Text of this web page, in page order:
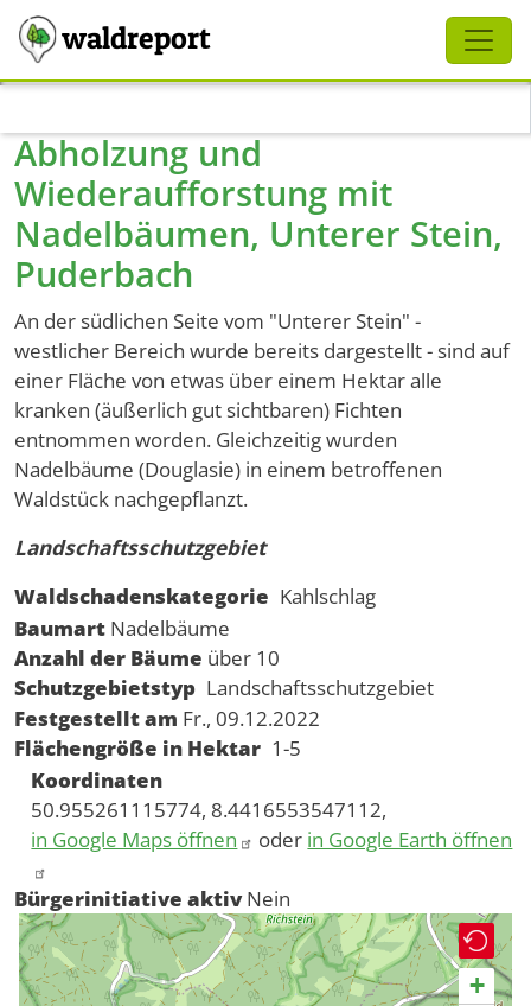
waldreport
Abholzung und
Wiederaufforstung mit
Nadelbäumen, Unterer Stein,
Puderbach
An der südlichen Seite vom "Unterer Stein" -
westlicher Bereich wurde bereits dargestellt - sind auf
einer Fläche von etwas über einem Hektar alle
kranken (äußerlich gut sichtbaren) Fichten
entnommen worden. Gleichzeitig wurden
Nadelbäume (Douglasie) in einem betroffenen
Waldstück nachgepflanzt.
Landschaftsschutzgebiet
Waldschadenskategorie Kahlschlag
Baumart Nadelbäume
Anzahl der Bäume über 10
Schutzgebietstyp Landschaftsschutzgebiet
Festgestellt am Fr., 09.12.2022
Flächengröße in Hektar 1-5
Koordinaten
50.955261115774, 8.4416553547112,
in Google Maps öffnen
oder in Google Earth öffnen
Bürgerinitiative aktiv Nein
+
Schliessen